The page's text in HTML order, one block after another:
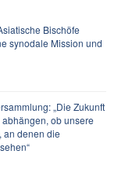
Bischöfe
synodale Mission und
„Die Zukunft
ob unsere
an denen die